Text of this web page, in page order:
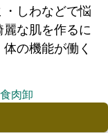
しわなどで悩
な肌を作るに
の機能が働く
食肉卸